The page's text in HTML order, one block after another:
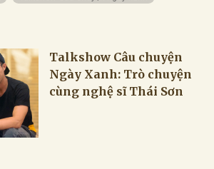
Talkshow Câu chuyện
Ngày Xanh: Trò chuyện
cùng nghệ sĩ Thái Sơn